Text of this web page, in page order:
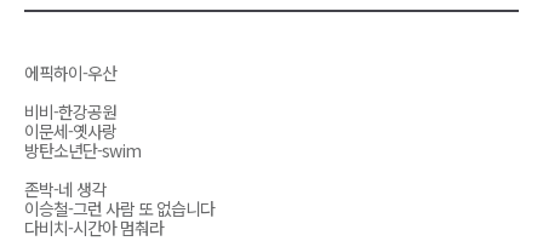
에픽하이-우산
비비-한강공원
이문세-옛사랑
방탄소년단-swim
존박-네 생각
이승철-그런 사람 또 없습니다
다비치-시간아 멈춰라